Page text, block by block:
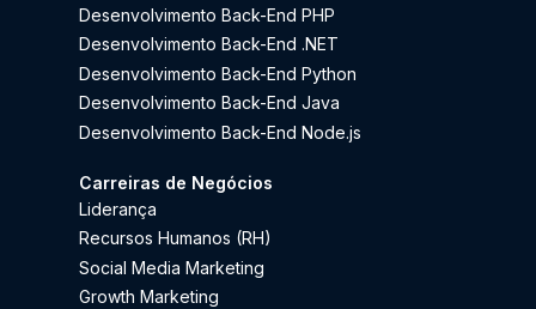
Desenvolvimento Back-End PHP
Desenvolvimento Back-End .NET
Desenvolvimento Back-End Python
Desenvolvimento Back-End Java
Desenvolvimento Back-End Node.js
Carreiras de Negócios
Liderança
Recursos Humanos (RH)
Social Media Marketing
Growth Marketing